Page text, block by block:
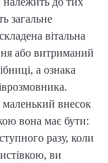
загальне
вітальна
або витриманий
а ознака
внесок
вона має бути:
разу, коли
ви